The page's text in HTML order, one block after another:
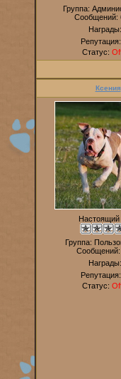
Группа:
Сообщений:
Награды:
Репутация:
Статус:
Ксения
Настоящий
Группа:
Сообщений:
Награды:
Репутация:
Статус: